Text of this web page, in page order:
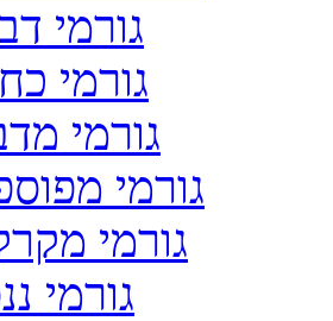
גורמי
גורמי
גורמי
גורמי
גורמי
גורמי